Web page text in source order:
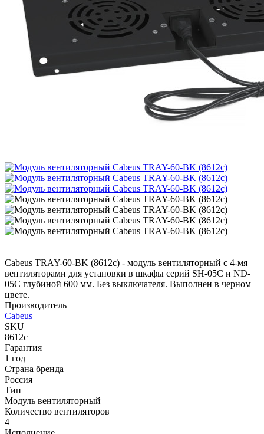
Cabeus TRAY-60-BK (8612c) - модуль вентиляторный с 4-мя
вентиляторами для установки в шкафы серий SH-05C и ND-
05C глубиной 600 мм. Без выключателя. Выполнен в черном
цвете.
Производитель
Cabeus
SKU
8612c
Гарантия
1 год
Страна бренда
Россия
Тип
Модуль вентиляторный
Количество вентиляторов
4